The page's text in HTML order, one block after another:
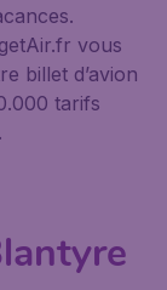
vous
billet d’avion
tarifs